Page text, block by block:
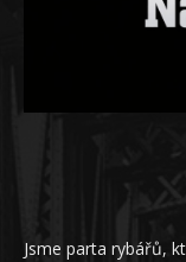
Jsme parta rybářů,